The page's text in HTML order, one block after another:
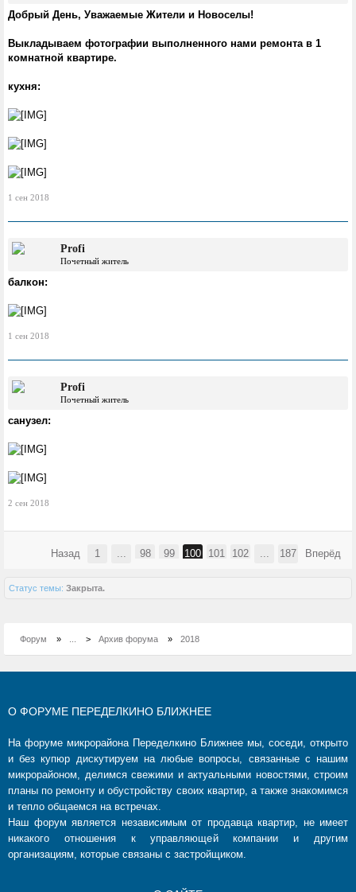
Добрый День, Уважаемые Жители и Новоселы!
Выкладываем фотографии выполненного нами ремонта в 1
комнатной квартире.
кухня:
1 сен 2018
Profi
Почетный житель
балкон:
1 сен 2018
Profi
Почетный житель
санузел:
2 сен 2018
Назад 1 ... 98 99 100 101 102 ... 187 Вперёд
Статус темы: Закрыта.
Форум » > Архив форума » 2018
О ФОРУМЕ ПЕРЕДЕЛКИНО БЛИЖНЕЕ
На форуме микрорайона Переделкино Ближнее мы, соседи, открыто
и без купюр дискутируем на любые вопросы, связанные с нашим
микрорайоном, делимся свежими и актуальными новостями, строим
планы по ремонту и обустройству своих квартир, а также знакомимся
и тепло общаемся на встречах.
Наш форум является независимым от продавца квартир, не имеет
никакого отношения к управляющей компании и другим
организациям, которые связаны с застройщиком.